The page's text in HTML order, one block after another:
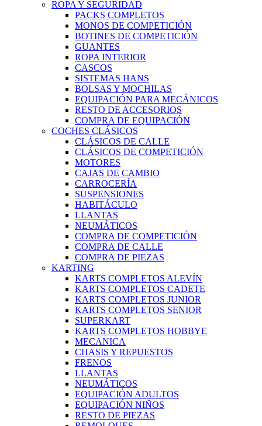
ROPA Y SEGURIDAD
PACKS COMPLETOS
MONOS DE COMPETICIÓN
BOTINES DE COMPETICIÓN
GUANTES
ROPA INTERIOR
CASCOS
SISTEMAS HANS
BOLSAS Y MOCHILAS
EQUIPACIÓN PARA MECÁNICOS
RESTO DE ACCESORIOS
COMPRA DE EQUIPACIÓN
COCHES CLÁSICOS
CLÁSICOS DE CALLE
CLÁSICOS DE COMPETICIÓN
MOTORES
CAJAS DE CAMBIO
CARROCERÍA
SUSPENSIONES
HABITÁCULO
LLANTAS
NEUMÁTICOS
COMPRA DE COMPETICIÓN
COMPRA DE CALLE
COMPRA DE PIEZAS
KARTING
KARTS COMPLETOS ALEVÍN
KARTS COMPLETOS CADETE
KARTS COMPLETOS JUNIOR
KARTS COMPLETOS SENIOR
SUPERKART
KARTS COMPLETOS HOBBYE
MECANICA
CHASIS Y REPUESTOS
FRENOS
LLANTAS
NEUMÁTICOS
EQUIPACIÓN ADULTOS
EQUIPACIÓN NIÑOS
RESTO DE PIEZAS